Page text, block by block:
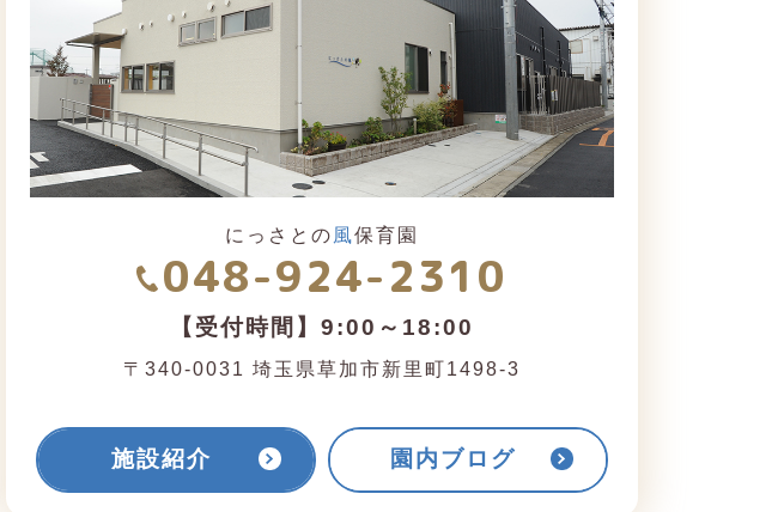
にっさとの 風保育園
048-924-2310
【受付時間】9:00～18:00
〒340-0031 埼玉県草加市新里町1498-3
施設紹介 園内ブログ